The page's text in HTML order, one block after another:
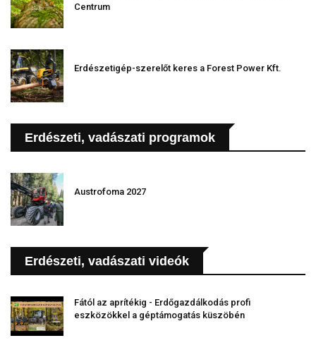
Centrum
Erdészetigép-szerelőt keres a Forest Power Kft.
Erdészeti, vadászati programok
Austrofoma 2027
Erdészeti, vadászati videók
Fától az aprítékig - Erdőgazdálkodás profi
eszközökkel a géptámogatás küszöbén